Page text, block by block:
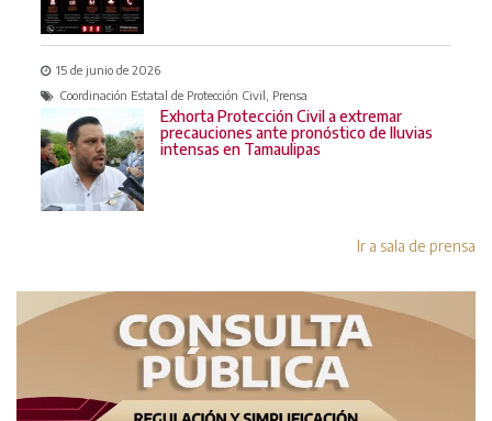
15 de junio de 2026
Coordinación Estatal de Protección Civil, Prensa
Exhorta Protección Civil a extremar
precauciones ante pronóstico de lluvias
intensas en Tamaulipas
Ir a sala de prensa